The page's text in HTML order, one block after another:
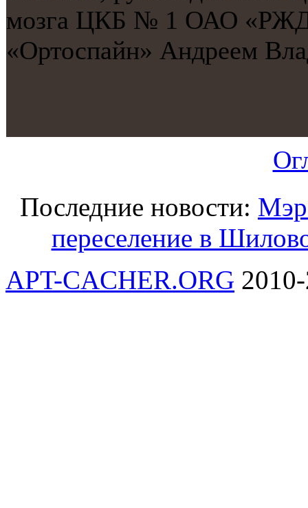
мοзга ЦКБ № 1 ОАО
«Ортоспайн» Андреем
Последние новости: Мэр
переселение в
APT-CACHER.ORG